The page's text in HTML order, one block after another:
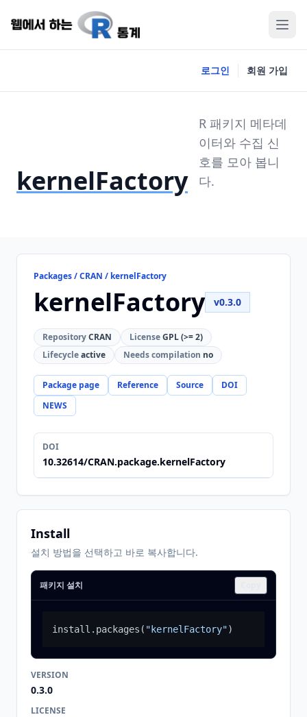
로그인 회원 가입
kernelFactory
R 패키지 메타데
이터와 수집 신
호를 모아 봅니
다.
Packages / CRAN / kernelFactory
kernelFactory v0.3.0
RepositoryCRAN LicenseGPL (>= 2)
Lifecycleactive Needs compilation no
Package page Reference Source
DOI
NEWS
DOI
10.32614/CRAN.package.kernelFactory
Install
설치 방법을 선택하고 바로 복사합니다.
패키지 설치
install.packages ( "kernelFactory")
VERSION
0.3.0
LICENSE